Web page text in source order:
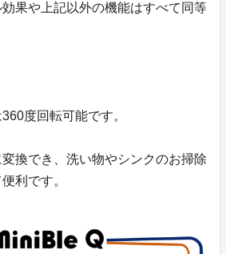
果や上記以外の機能はすべて同等
度回転可能です。
換でき、洗い物やシンクのお掃除
利です。